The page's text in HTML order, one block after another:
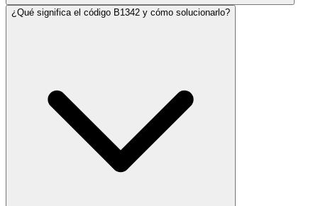
¿Qué significa el código B1342 y cómo solucionarlo?